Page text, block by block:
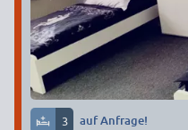
3 auf Anfrage!